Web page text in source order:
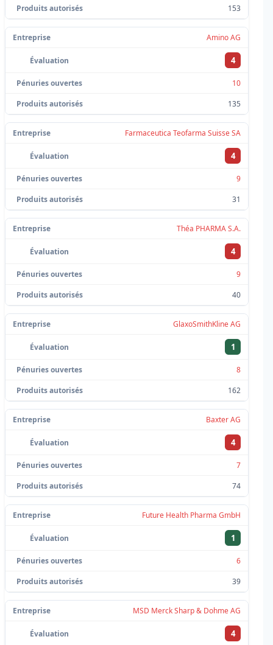
153
Amino AG
4
10
135
Farmaceutica Teofarma Suisse SA
4
9
31
Théa PHARMA S.A.
4
9
40
GlaxoSmithKline AG
1
8
162
Baxter AG
4
7
74
Future Health Pharma GmbH
1
6
39
MSD Merck Sharp & Dohme AG
4